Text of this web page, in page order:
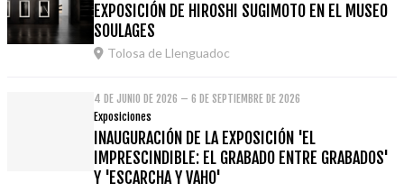
EXPOSICIÓN DE HIROSHI SUGIMOTO EN EL MUSEO
SOULAGES
Tolosa de Llenguadoc
4 DE JUNIO DE 2026 – 6 DE SEPTIEMBRE DE 2026
Exposiciones
INAUGURACIÓN DE LA EXPOSICIÓN 'EL
IMPRESCINDIBLE: EL GRABADO ENTRE GRABADOS'
Y 'ESCARCHA Y VAHO'